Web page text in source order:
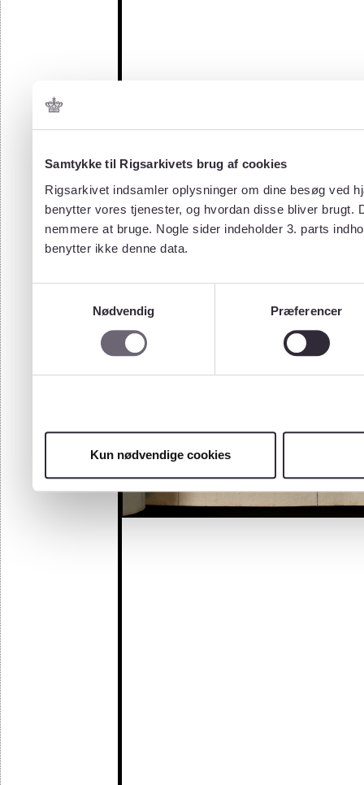
Samtykke til Rigsarkivets brug af cookies
Rigsarkivet indsamler oplysninger om dine besøg ved
benytter vores tjenester, og hvordan disse bliver
nemmere at bruge. Nogle sider indeholder 3. parts
benytter ikke denne data.
Nødvendig
Præferencer
Kun nødvendige cookies